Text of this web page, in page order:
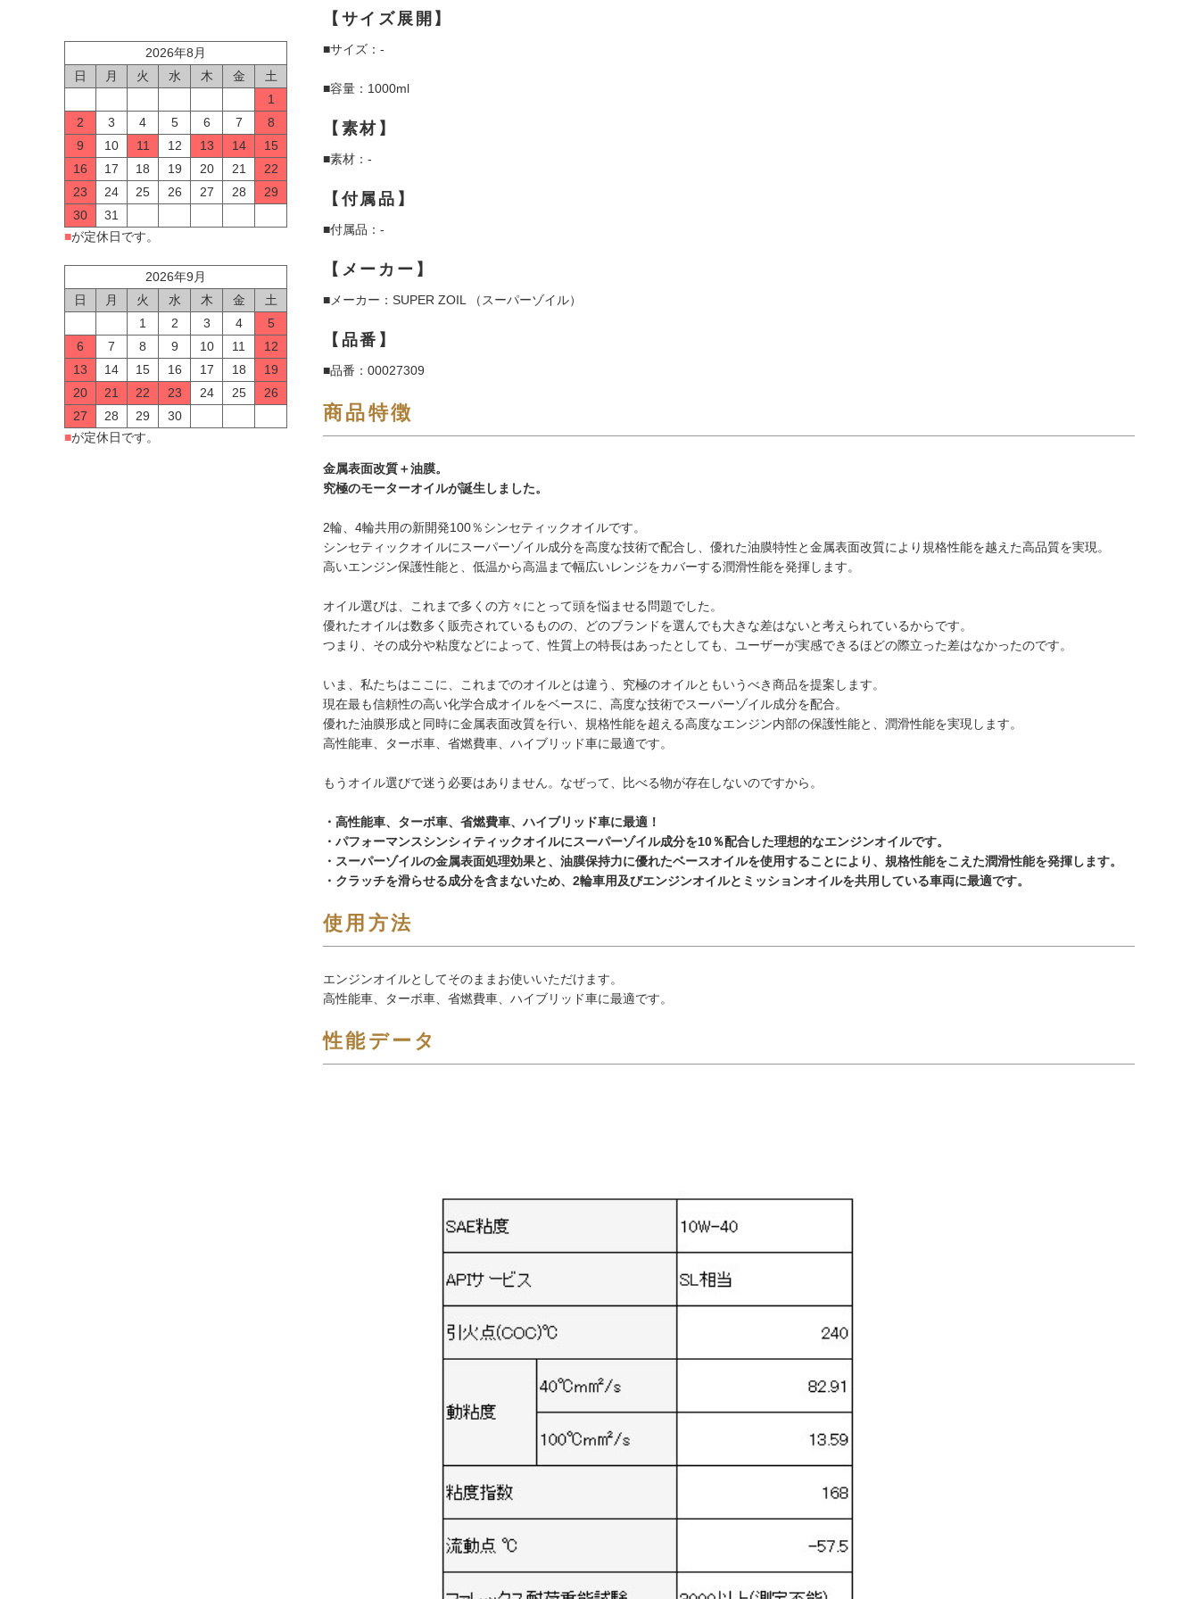
2026年8月
日
月 火 水 木 金
土
1
2
3 4 5 6 7
8
9
10 11 12 13 14
15
16
17 18 19 20 21
22
23
24 25 26 27 28
29
30
31
■が定休日です。
2026年9月
日
月 火 水 木 金
土
1
2 3 4
5
6
7 8 9 10 11
12
13
14 15 16 17 18
19
20
21 22 23 24 25
26
27
28 29
30
■が定休日です。
【サイズ展開】
■サイズ：-
■容量：1000ml
【素材】
■素材：-
【付属品】
■付属品：-
【メーカー】
■メーカー：SUPER ZOIL （スーパーゾイル）
【品番】
■品番：00027309
商品特徴
金属表面改質＋油膜。
究極のモーターオイルが誕生しました。
2輪、4輪共用の新開発100％シンセティックオイルです。
シンセティックオイルにスーパーゾイル成分を高度な技術で配合し、優れた油膜特性と金属表面改質により規格性能を越えた高品質を実現。
高いエンジン保護性能と、低温から高温まで幅広いレンジをカバーする潤滑性能を発揮します。
オイル選びは、これまで多くの方々にとって頭を悩ませる問題でした。
優れたオイルは数多く販売されているものの、どのブランドを選んでも大きな差はないと考えられているからです。
つまり、その成分や粘度などによって、性質上の特長はあったとしても、ユーザーが実感できるほどの際立った差はなかったのです。
いま、私たちはここに、これまでのオイルとは違う、究極のオイルともいうべき商品を提案します。
現在最も信頼性の高い化学合成オイルをベースに、高度な技術でスーパーゾイル成分を配合。
優れた油膜形成と同時に金属表面改質を行い、規格性能を超える高度なエンジン内部の保護性能と、潤滑性能を実現します。
高性能車、ターボ車、省燃費車、ハイブリッド車に最適です。
もうオイル選びで迷う必要はありません。なぜって、比べる物が存在しないのですから。
・高性能車、ターボ車、省燃費車、ハイブリッド車に最適！
・パフォーマンスシンシィティックオイルにスーパーゾイル成分を10％配合した理想的なエンジンオイルです。
・スーパーゾイルの金属表面処理効果と、油膜保持力に優れたベースオイルを使用することにより、規格性能をこえた潤滑性能を発揮します。
・クラッチを滑らせる成分を含まないため、2輪車用及びエンジンオイルとミッションオイルを共用している車両に最適です。
使用方法
エンジンオイルとしてそのままお使いいただけます。
高性能車、ターボ車、省燃費車、ハイブリッド車に最適です。
性能データ